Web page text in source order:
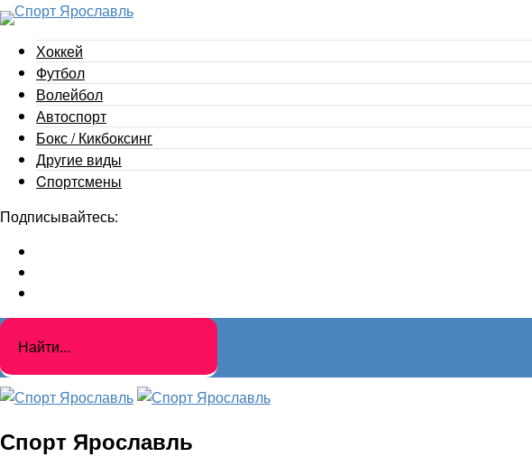
Хоккей
Футбол
Волейбол
Автоспорт
Бокс / Кикбоксинг
Другие виды
Cпортсмены
Подписывайтесь:
Спорт Ярославль